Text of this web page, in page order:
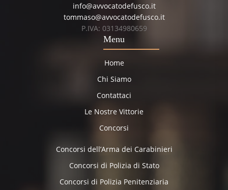
info@avvocatodefusco.it
tommaso@avvocatodefusco.it
P.IVA: 03134980659
Menu
Home
Chi Siamo
Contattaci
Le Nostre Vittorie
Concorsi
Concorsi dell’Arma dei Carabinieri
Concorsi di Polizia di Stato
Concorsi di Polizia Penitenziaria